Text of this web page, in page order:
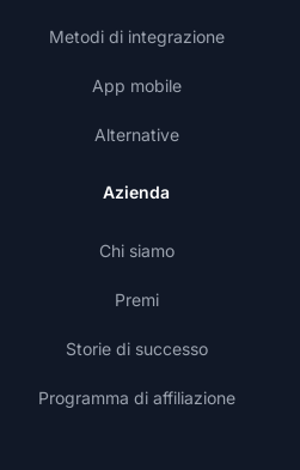
Metodi di integrazione
App mobile
Alternative
Azienda
Chi siamo
Premi
Storie di successo
Programma di affiliazione